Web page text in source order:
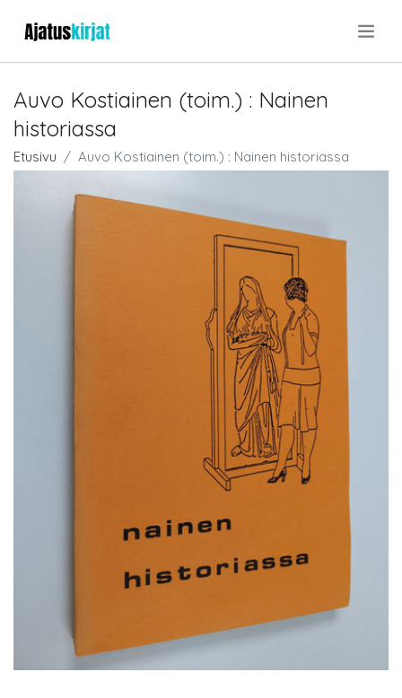
Auvo Kostiainen (toim.) : Nainen
historiassa
Etusivu Auvo Kostiainen (toim.) : Nainen historiassa